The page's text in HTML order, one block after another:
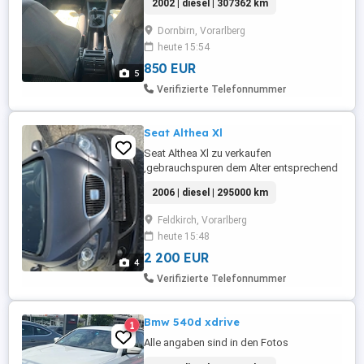
5
2002 | diesel | 307362 km
Dornbirn, Vorarlberg
heute 15:54
850 EUR
Verifizierte Telefonnummer
4
Seat Althea Xl
Seat Althea Xl zu verkaufen
,gebrauchspuren dem Alter entsprechend
kupplungssatz mit schwungrad
Querlenkersatz hinten mit Federn
Klimakondensator mit Leitungen
Kabelsatz der Pd Elemente Zahnrimensatz
mit Wasserpumpe Bremscheiben voren
und hinten mit Kl. Bj ...
2006 | diesel | 295000 km
Feldkirch, Vorarlberg
heute 15:48
2 200 EUR
Verifizierte Telefonnummer
1 Bmw 540d xdrive
Alle angaben sind in den Fotos